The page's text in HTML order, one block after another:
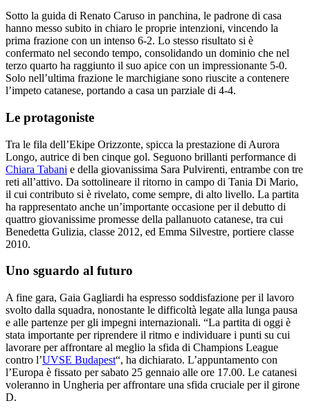
Sotto la guida di Renato Caruso in panchina, le padrone di casa
hanno messo subito in chiaro le proprie intenzioni, vincendo la
prima frazione con un intenso 6-2. Lo stesso risultato si è
confermato nel secondo tempo, consolidando un dominio che nel
terzo quarto ha raggiunto il suo apice con un impressionante 5-0.
Solo nell’ultima frazione le marchigiane sono riuscite a contenere
l’impeto catanese, portando a casa un parziale di 4-4.
Le protagoniste
Tra le fila dell’Ekipe Orizzonte, spicca la prestazione di Aurora
Longo, autrice di ben cinque gol. Seguono brillanti performance di
Chiara Tabani e della giovanissima Sara Pulvirenti, entrambe con tre
reti all’attivo. Da sottolineare il ritorno in campo di Tania Di Mario,
il cui contributo si è rivelato, come sempre, di alto livello. La partita
ha rappresentato anche un’importante occasione per il debutto di
quattro giovanissime promesse della pallanuoto catanese, tra cui
Benedetta Gulizia, classe 2012, ed Emma Silvestre, portiere classe
2010.
Uno sguardo al futuro
A fine gara, Gaia Gagliardi ha espresso soddisfazione per il lavoro
svolto dalla squadra, nonostante le difficoltà legate alla lunga pausa
e alle partenze per gli impegni internazionali. “La partita di oggi è
stata importante per riprendere il ritmo e individuare i punti su cui
lavorare per affrontare al meglio la sfida di Champions League
contro l’UVSE Budapest“, ha dichiarato. L’appuntamento con
l’Europa è fissato per sabato 25 gennaio alle ore 17.00. Le catanesi
voleranno in Ungheria per affrontare una sfida cruciale per il girone
D.